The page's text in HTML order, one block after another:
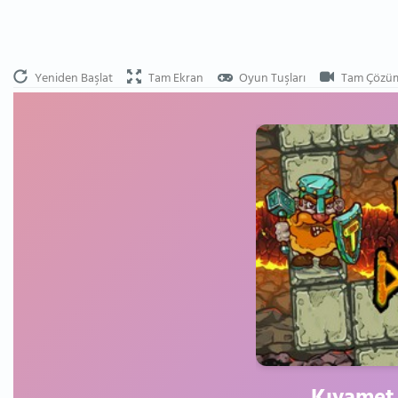
Yeniden Başlat Tam Ekran Oyun Tuşları Tam